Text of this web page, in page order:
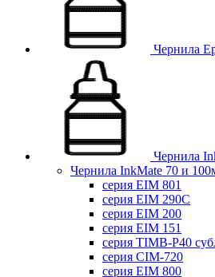
Чернила
Чернила
Чернила InkMate 70 и
серия EIM 801
серия EIM 290C
серия EIM 200
серия EIM 151
серия TIMB-P40
серия CIM-720
серия EIM 800